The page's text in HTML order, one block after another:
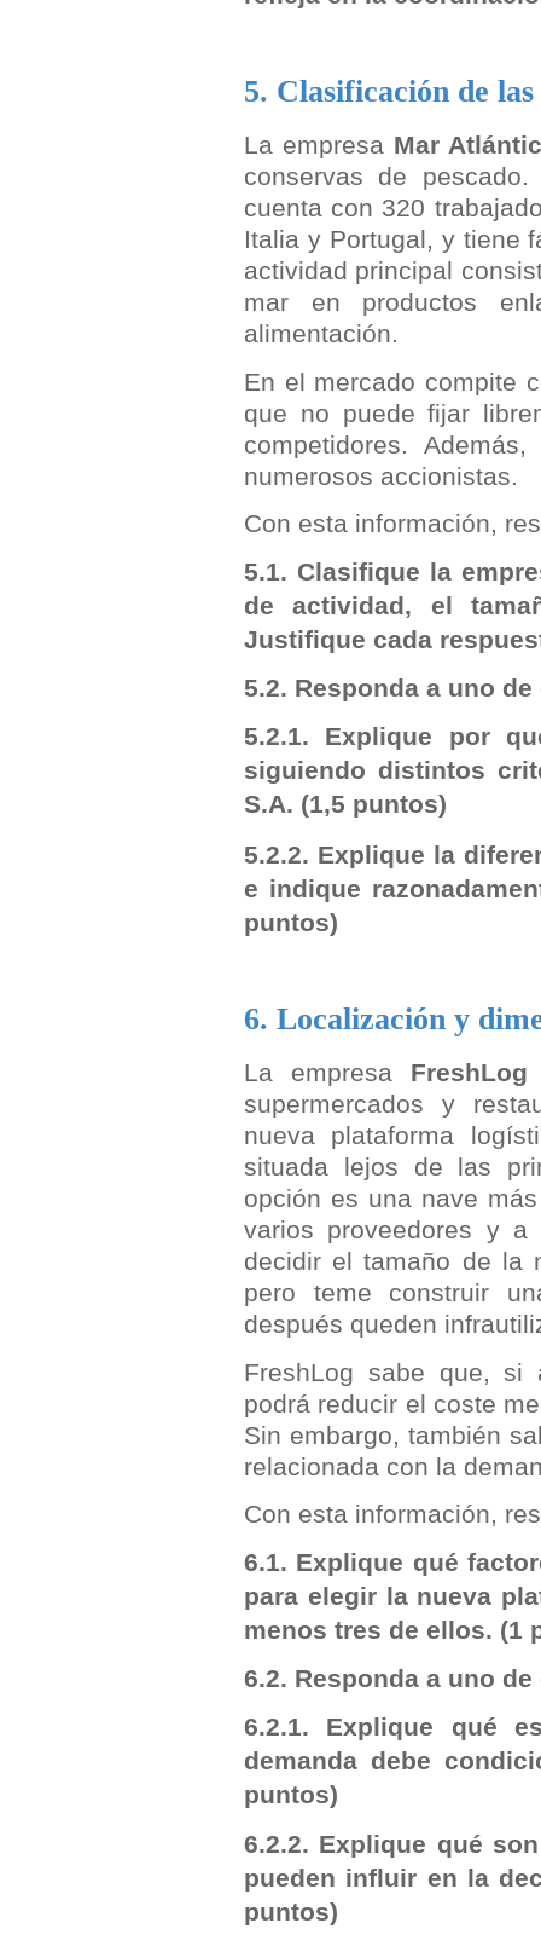
5. Clasificación de las
La empresa Mar
conservas de
cuenta con 320
Italia y Portugal, y tiene
actividad principal
mar en productos
alimentación.
En el mercado compite
que no puede fijar
competidores.
numerosos accionistas.
Con esta información,
5.1. Clasifique la
de actividad, el
Justifique cada
5.2. Responda a uno
5.2.1. Explique por
siguiendo distintos
S.A. (1,5 puntos)
5.2.2. Explique la
e indique
puntos)
6. Localización y
La empresa FreshLog
supermercados y
nueva plataforma
situada lejos de las
opción es una nave
varios proveedores y
decidir el tamaño de la
pero teme construir
después queden
FreshLog sabe que, si
podrá reducir el coste
Sin embargo, también
relacionada con la
Con esta información,
6.1. Explique qué
para elegir la nueva
menos tres de ellos. (1
6.2. Responda a uno
6.2.1. Explique qué
demanda debe
puntos)
6.2.2. Explique qué
pueden influir en la
puntos)